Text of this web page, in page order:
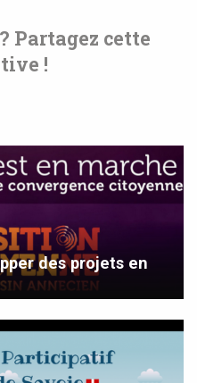
Partagez cette
!
des projets en